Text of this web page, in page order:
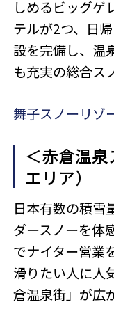
しめるビッグゲ
テルが2つ、日
設を完備し、温
も充実の総合ス
舞子スノーリゾ
＜赤倉温
エリア）
日本有数の積雪
ダースノーを体
でナイター営業
滑りたい人に人
倉温泉街」が広